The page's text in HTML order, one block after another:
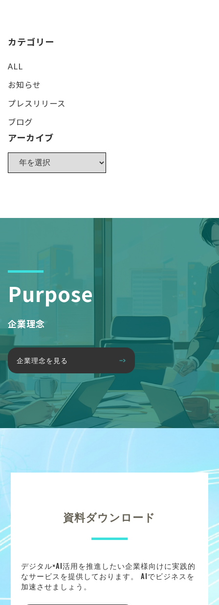
カテゴリー
ALL
お知らせ
プレスリリース
ブログ
アーカイブ
Purpose
企業理念
企業理念を見る
資料ダウンロード
デジタル×AI活用を推進したい企業様向けに実践的
なサービスを提供しております。 AIでビジネスを
加速させましょう。